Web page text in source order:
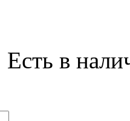
Есть в